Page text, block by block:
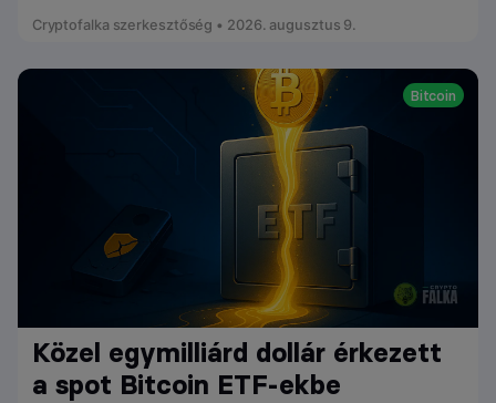
Cryptofalka szerkesztőség • 2026. augusztus 9.
Bitcoin
Közel egymilliárd dollár érkezett
a spot Bitcoin ETF-ekbe